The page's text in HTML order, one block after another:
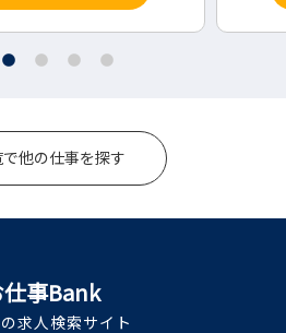
他の仕事を探す
仕事Bank
求人検索サイト